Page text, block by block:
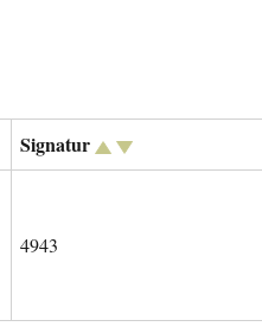
Signatur
4943